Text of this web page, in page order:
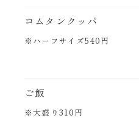
コムタンクッパ
※ハーフサイズ540円
ご飯
※大盛り310円